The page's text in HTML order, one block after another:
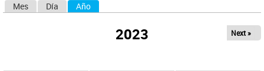
Mes Día Año
2023 Next »